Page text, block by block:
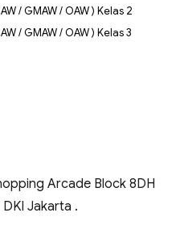
/ GMAW / OAW ) Kelas 2
/ GMAW / OAW ) Kelas 3
Arcade Block 8DH
Jakarta .